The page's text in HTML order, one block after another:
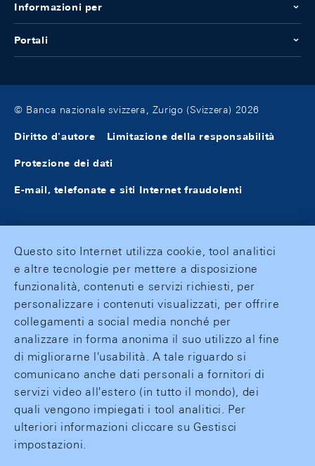
Informazioni per
Portali
© Banca nazionale svizzera, Zurigo (Svizzera) 2026
Diritto d'autore Limitazione della responsabilità
Protezione dei dati
E-mail, telefonate e siti Internet fraudolenti
Questo sito Internet utilizza cookie, tool analitici
e altre tecnologie per mettere a disposizione
funzionalità, contenuti e servizi richiesti, per
personalizzare i contenuti visualizzati, per offrire
collegamenti a social media nonché per
analizzare in forma anonima il suo utilizzo al fine
di migliorarne l'usabilità. A tale riguardo si
comunicano anche dati personali a fornitori di
servizi video all'estero (in tutto il mondo), dei
quali vengono impiegati i tool analitici. Per
ulteriori informazioni cliccare su Gestisci
impostazioni.